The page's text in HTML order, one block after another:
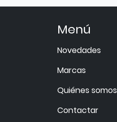
Menú
Novedades
Marcas
Quiénes somos
Contactar